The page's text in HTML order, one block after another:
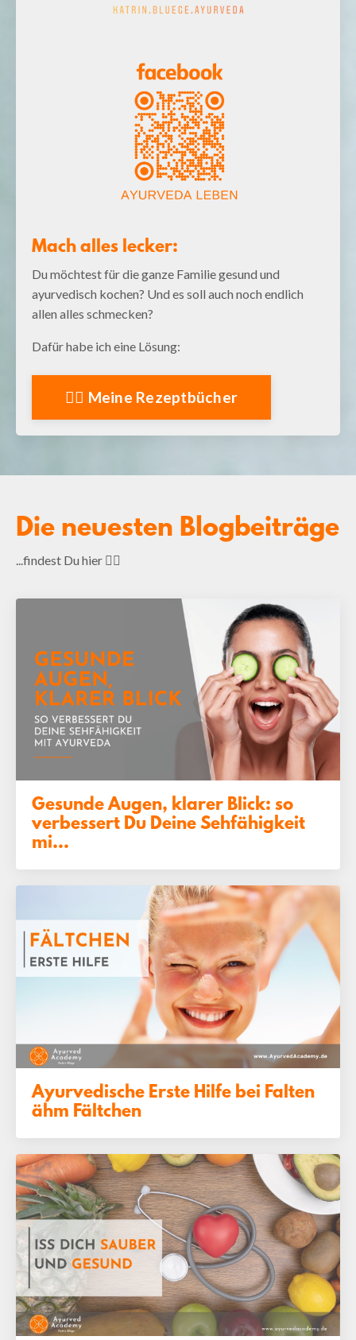
Mach alles lecker:
Du möchtest für die ganze Familie gesund und
ayurvedisch kochen? Und es soll auch noch endlich
allen alles schmecken?
Dafür habe ich eine Lösung:
👉🏻 Meine Rezeptbücher
Die neuesten Blogbeiträge
...findest Du hier 👇🏻
Gesunde Augen, klarer Blick: so
verbessert Du Deine Sehfähigkeit
mi...
Ayurvedische Erste Hilfe bei Falten
ähm Fältchen